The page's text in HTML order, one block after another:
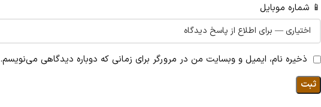
📱 شماره موبایل
ذخیره نام، ایمیل و وبسایت من در مرورگر برای زمانی که دوباره دیدگاهی می‌نویسم.